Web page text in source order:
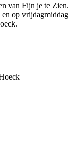
van Fijn je te Zien.
en op vrijdagmiddag